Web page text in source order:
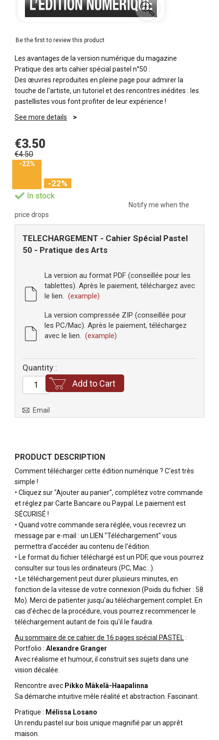
Be the first to review this product
Les avantages de la version numérique du magazine
Pratique des arts cahier spécial pastel n°50 :
Des œuvres reproduites en pleine page pour admirer la
touche de l'artiste, un tutoriel et des rencontres inédites : les
pastellistes vous font profiter de leur expérience !
See more details
€3.50
€4.50
-22%
-22%
In stock
Notify me when the
price drops
TELECHARGEMENT - Cahier Spécial Pastel
50 - Pratique des Arts
La version au format PDF (conseillée pour les
tablettes). Après le paiement, téléchargez avec
le lien. (example)
La version compressée ZIP (conseillée pour
les PC/Mac). Après le paiement, téléchargez
avec le lien. (example)
Quantity :
Add to Cart
Email
PRODUCT DESCRIPTION
Comment télécharger cette édition numérique ? C'est très
simple !
• Cliquez sur "Ajouter au panier", complétez votre commande
et réglez par Carte Bancaire ou Paypal. Le paiement est
SÉCURISÉ !
• Quand votre commande sera réglée, vous recevrez un
message par e-mail : un LIEN "Téléchargement" vous
permettra d'accéder au contenu de l'édition.
• Le format du fichier téléchargé est un PDF, que vous pourrez
consulter sur tous les ordinateurs (PC, Mac…).
• Le téléchargement peut durer plusieurs minutes, en
fonction de la vitesse de votre connexion (Poids du fichier : 58
Mo). Merci de patienter jusqu'au téléchargement complet. En
cas d'échec de la procédure, vous pourrez recommencer le
téléchargement autant de fois qu'il le faudra.
Au sommaire de ce cahier de 16 pages spécial PASTEL :
Portfolio : Alexandre Granger
Avec réalisme et humour, il construit ses sujets dans une
vision décalée.
Rencontre avec Pikko Mäkelä-Haapalinna
Sa démarche intuitive mêle réalité et abstraction. Fascinant.
Pratique : Mélissa Losano
Un rendu pastel sur bois unique magnifié par un apprêt
maison.